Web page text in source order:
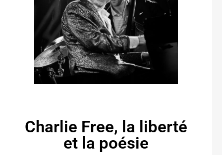
Charlie Free, la liberté
et la poésie